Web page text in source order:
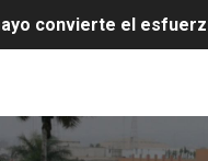
convierte el
a la inversión